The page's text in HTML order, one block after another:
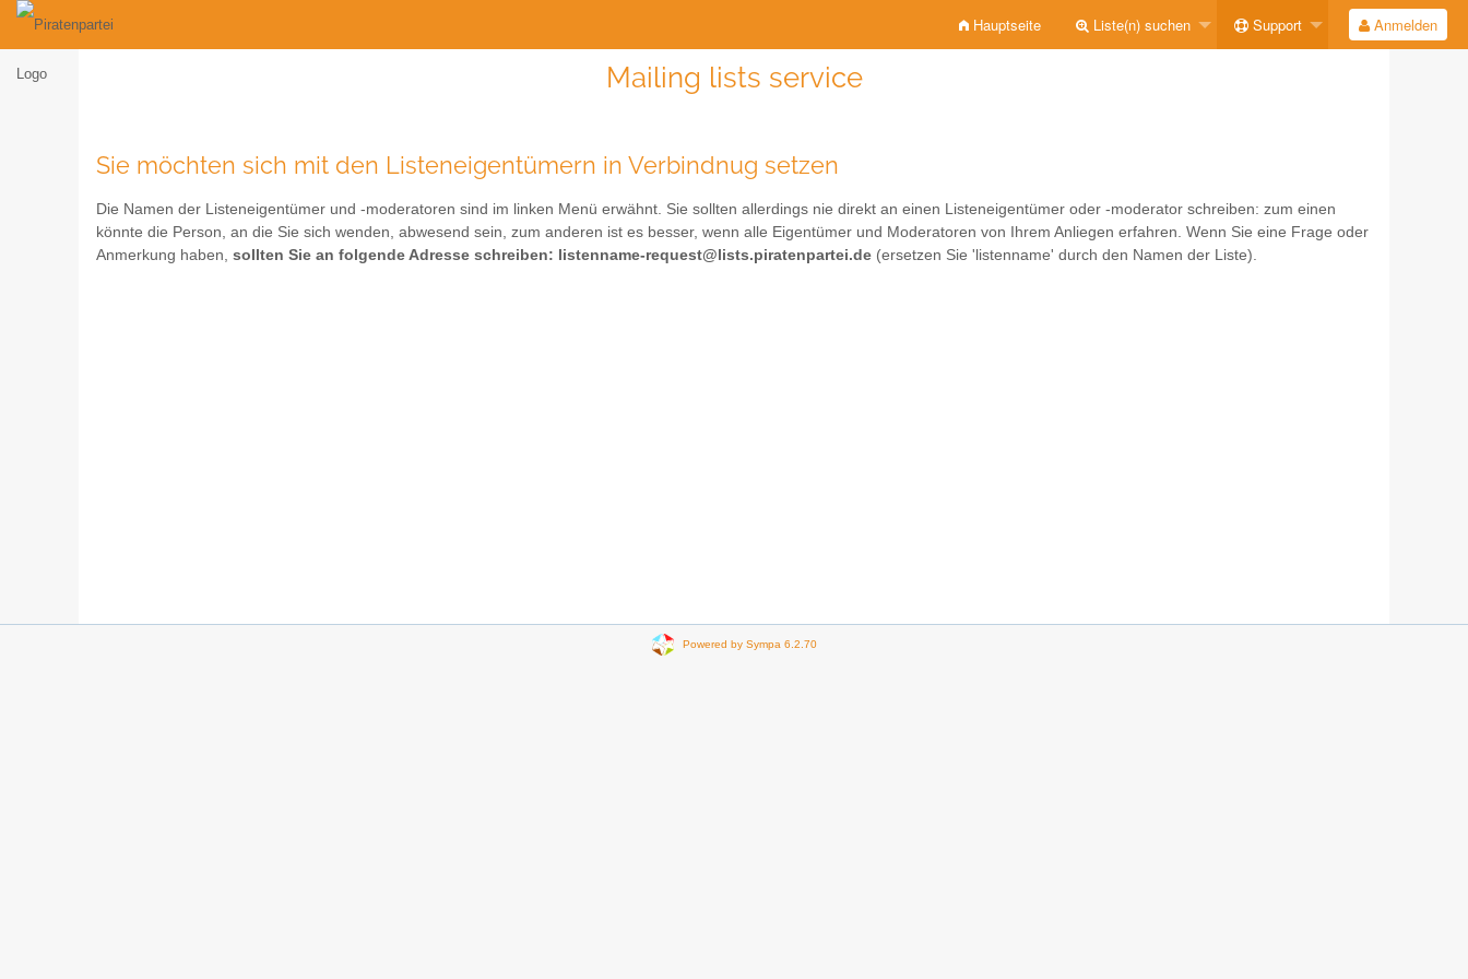
Hauptseite Liste(n) suchen Support Anmelden
Mailing lists service
Sie möchten sich mit den Listeneigentümern in Verbindnug setzen
Die Namen der Listeneigentümer und -moderatoren sind im linken Menü erwähnt. Sie sollten allerdings nie direkt an einen Listeneigentümer oder -moderator schreiben: zum einen
könnte die Person, an die Sie sich wenden, abwesend sein, zum anderen ist es besser, wenn alle Eigentümer und Moderatoren von Ihrem Anliegen erfahren. Wenn Sie eine Frage oder
Anmerkung haben, sollten Sie an folgende Adresse schreiben: listenname-request@lists.piratenpartei.de (ersetzen Sie 'listenname' durch den Namen der Liste).
Powered by Sympa 6.2.70